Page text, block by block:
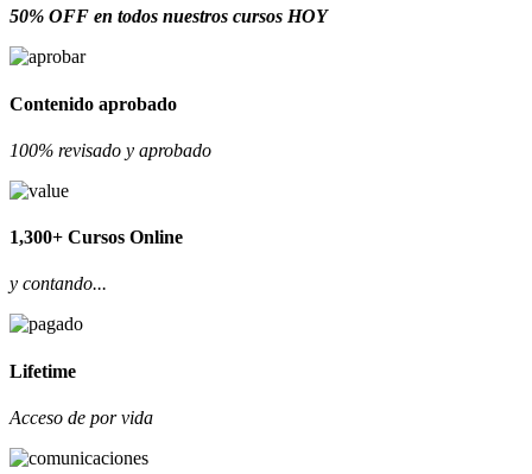
50% OFF en todos nuestros cursos HOY
Contenido aprobado
100% revisado y aprobado
1,300+ Cursos Online
y contando...
Lifetime
Acceso de por vida